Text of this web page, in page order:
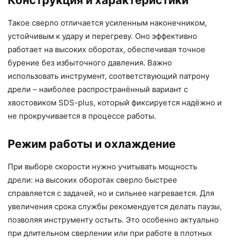
Такое сверло отличается усиленным наконечником,
устойчивым к удару и перегреву. Оно эффективно
работает на высоких оборотах, обеспечивая точное
бурение без избыточного давления. Важно
использовать инструмент, соответствующий патрону
дрели – наиболее распространённый вариант с
хвостовиком SDS-plus, который фиксируется надёжно и
не прокручивается в процессе работы.
Режим работы и охлаждение
При выборе скорости нужно учитывать мощность
дрели: на высоких оборотах сверло быстрее
справляется с задачей, но и сильнее нагревается. Для
увеличения срока службы рекомендуется делать паузы,
позволяя инструменту остыть. Это особенно актуально
при длительном сверлении или при работе в плотных